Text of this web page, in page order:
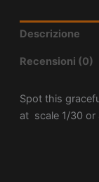
Descrizione
Recensioni (0)
Spot this
at scale 1/30 or